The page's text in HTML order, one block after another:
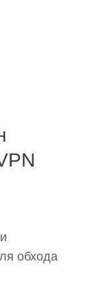
обхода